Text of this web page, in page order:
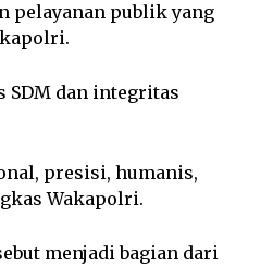
pelayanan publik yang
dan integritas
presisi, humanis,
Wakapolri.
menjadi bagian dari